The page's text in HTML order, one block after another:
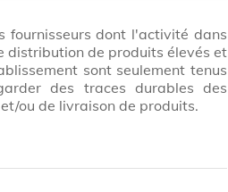
fournisseurs dont l'activité dans
distribution de produits élevés et
sont seulement tenus
des traces durables des
ou de livraison de produits.